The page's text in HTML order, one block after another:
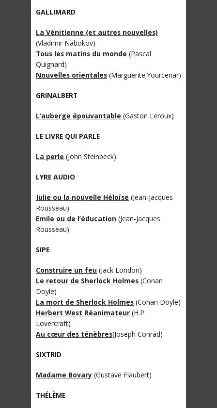
GALLIMARD
La Vénitienne (et autres nouvelles)
(Vladimir Nabokov)
Tous les matins du monde (Pascal
Quignard)
Nouvelles orientales (Marguerite Yourcenar)
GRINALBERT
L’auberge épouvantable (Gaston Leroux)
LE LIVRE QUI PARLE
La perle (John Steinbeck)
LYRE AUDIO
Julie ou la nouvelle Héloïse (Jean-Jacques
Rousseau)
Emile ou de l’éducation (Jean-Jacques
Rousseau)
SIPE
Construire un feu (Jack London)
Le retour de Sherlock Holmes (Conan
Doyle)
La mort de Sherlock Holmes (Conan Doyle)
Herbert West Réanimateur (H.P.
Lovercraft)
Au cœur des ténèbres(Joseph Conrad)
SIXTRID
Madame Bovary (Gustave Flaubert)
THÉLÈME